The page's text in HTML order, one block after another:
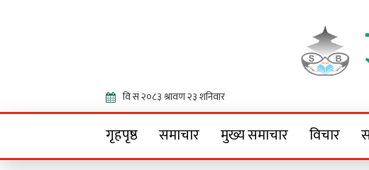
गृहपृष्ठ समाचार मुख्य समाचार विचार